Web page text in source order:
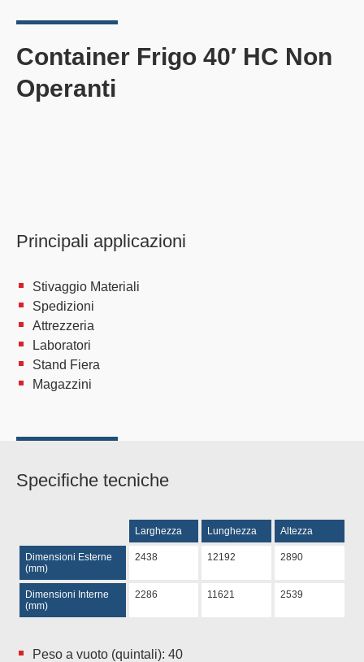
Container Frigo 40′ HC Non
Operanti
Principali applicazioni
Stivaggio Materiali
Spedizioni
Attrezzeria
Laboratori
Stand Fiera
Magazzini
Specifiche tecniche
Larghezza Lunghezza Altezza
Dimensioni Esterne
(mm)
2438 12192 2890
Dimensioni Interne
(mm)
2286 11621 2539
Peso a vuoto (quintali): 40